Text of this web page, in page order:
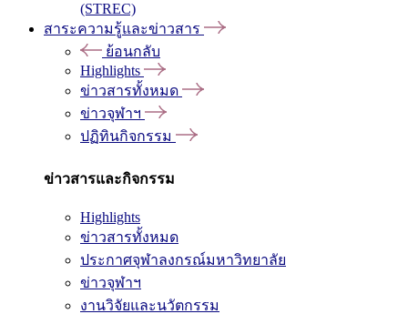
(STREC)
สาระความรู้และข่าวสาร
ย้อนกลับ
Highlights
ข่าวสารทั้งหมด
ข่าวจุฬาฯ
ปฏิทินกิจกรรม
ข่าวสารและกิจกรรม
Highlights
ข่าวสารทั้งหมด
ประกาศจุฬาลงกรณ์มหาวิทยาลัย
ข่าวจุฬาฯ
งานวิจัยและนวัตกรรม